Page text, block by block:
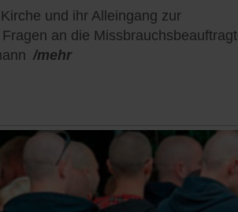
und ihr Alleingang zur
an die
/mehr